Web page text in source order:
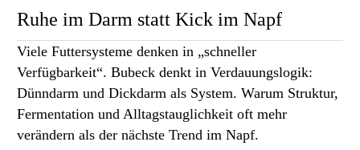
Ruhe im Darm statt Kick im Napf
Viele Futtersysteme denken in „schneller
Verfügbarkeit“. Bubeck denkt in Verdauungslogik:
Dünndarm und Dickdarm als System. Warum Struktur,
Fermentation und Alltagstauglichkeit oft mehr
verändern als der nächste Trend im Napf.